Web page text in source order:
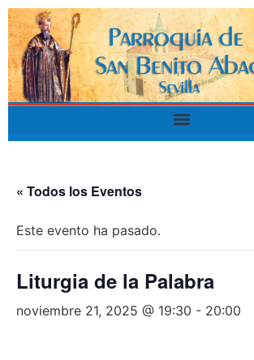
« Todos los Eventos
Este evento ha pasado.
Liturgia de la Palabra
noviembre 21, 2025 @ 19:30 - 20:00